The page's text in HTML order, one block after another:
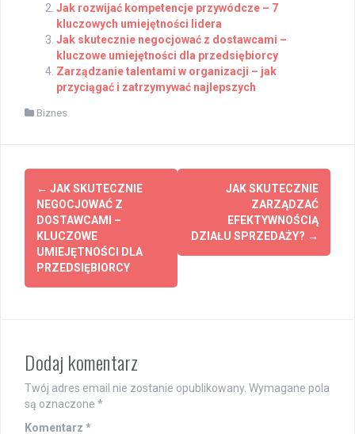
Jak rozwijać kompetencje przywódcze – 7
kluczowych umiejętności lidera
Jak skutecznie negocjować z dostawcami –
kluczowe umiejętności dla przedsiębiorcy
Zarządzanie talentami w organizacji – jak
przyciągać i zatrzymywać najlepszych
Biznes
Post
navigation
← JAK SKUTECZNIE
NEGOCJOWAĆ Z
DOSTAWCAMI –
KLUCZOWE
UMIEJĘTNOŚCI DLA
PRZEDSIĘBIORCY
JAK SKUTECZNIE
ZARZĄDZAĆ
EFEKTYWNOŚCIĄ
DZIAŁU SPRZEDAŻY? →
Dodaj komentarz
Twój adres email nie zostanie opublikowany. Wymagane pola
są oznaczone *
Komentarz *